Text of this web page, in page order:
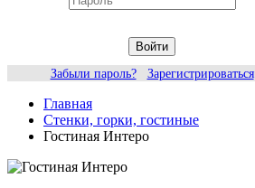
Войти
Забыли пароль?
Зарегистрироваться
Главная
Стенки, горки, гостиные
Гостиная Интеро